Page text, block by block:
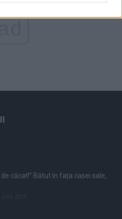
de căcat!” Bătut în fața casei sale,